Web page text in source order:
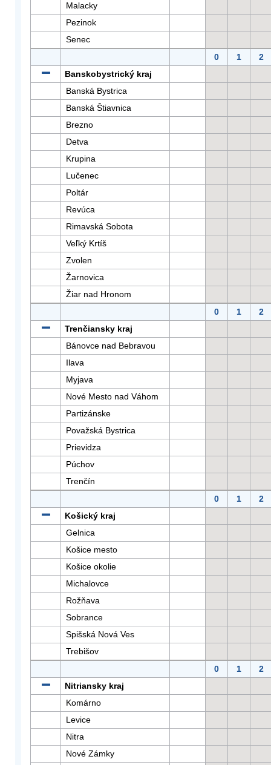
Malacky
Pezinok
Senec
0
1
2
Banskobystrický kraj
Banská Bystrica
Banská Štiavnica
Brezno
Detva
Krupina
Lučenec
Poltár
Revúca
Rimavská Sobota
Veľký Krtíš
Zvolen
Žarnovica
Žiar nad Hronom
0
1
2
Trenčiansky kraj
Bánovce nad Bebravou
Ilava
Myjava
Nové Mesto nad Váhom
Partizánske
Považská Bystrica
Prievidza
Púchov
Trenčín
0
1
2
Košický kraj
Gelnica
Košice mesto
Košice okolie
Michalovce
Rožňava
Sobrance
Spišská Nová Ves
Trebišov
0
1
2
Nitriansky kraj
Komárno
Levice
Nitra
Nové Zámky